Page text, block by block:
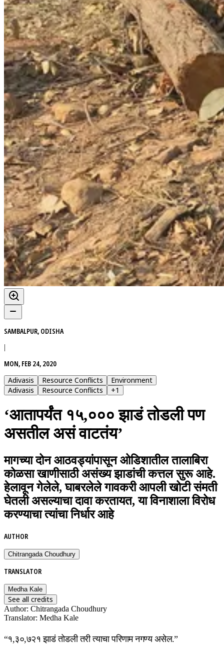
SAMBALPUR, ODISHA
|
MON, FEB 24, 2020
Adivasis
Resource Conflicts
Environment
Adivasis
Resource Conflicts +1
‘आतापर्यंत १५,००० झाडं तोडली पण
असतील असं वाटतंय’
मागच्या दोन आठवड्यांपासून ओडिशातील तालाबिरा
कोळसा खाणीसाठी असंख्य झाडांची कत्तल सुरू आहे.
हेलावून गेलेले, घाबरलेले गावकरी आपली खोटी संमती
घेतली असल्याचा दावा करतायत, या विनाशाला विरोध
करण्याचा त्यांचा निर्धार आहे
AUTHOR
Chitrangada Choudhury
TRANSLATOR
Medha Kale
See all credits
Author: Chitrangada Choudhury
Translator: Medha Kale
“१,३०,७२१ झाडं तोडली तरी त्याचा परिणाम नगण्य असेल.”